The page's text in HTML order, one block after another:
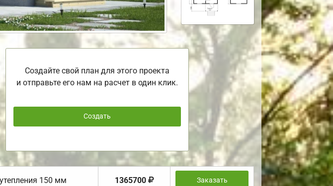
Создайте свой план для этого проекта
и отправьте его нам на расчет в один клик.
Создать
150 мм 1365700 Заказать